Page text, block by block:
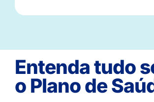
Entenda tudo
o Plano de